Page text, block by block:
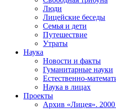
Люди
Лицейские беседы
Семья и дети
Путешествие
Утраты
Наука
Новости и факты
Гуманитарные науки
Естественно-
Наука в лицах
Проекты
Архив «Лицея».